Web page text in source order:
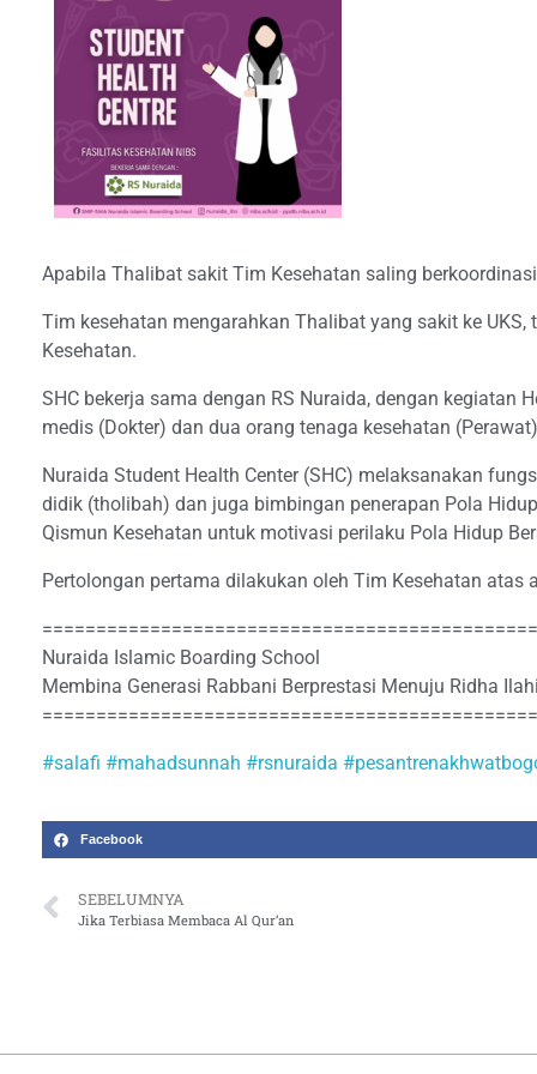
Apabila Thalibat sakit Tim Kesehatan saling
Tim kesehatan mengarahkan Thalibat yang sakit ke
Kesehatan.
SHC bekerja sama dengan RS Nuraida, dengan kegiatan
medis (Dokter) dan dua orang tenaga kesehatan
Nuraida Student Health Center (SHC) melaksanakan
didik (tholibah) dan juga bimbingan penerapan Pola
Qismun Kesehatan untuk motivasi perilaku Pola Hidup
Pertolongan pertama dilakukan oleh Tim Kesehatan atas
==============================================
Nuraida Islamic Boarding School
Membina Generasi Rabbani Berprestasi Menuju Ridha Ilahi
==============================================
#salafi #mahadsunnah #rsnuraida
Facebook
SEBELUMNYA
Jika Terbiasa Membaca Al Qur’an